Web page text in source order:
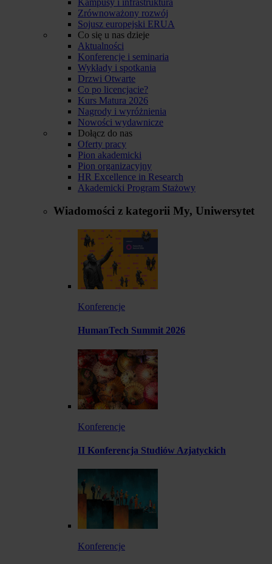
Zrównoważony rozwój
Sojusz europejski ERUA
Co się u nas dzieje
Aktualności
Konferencje i seminaria
Wykłady i spotkania
Drzwi Otwarte
Co po licencjacie?
Kurs Matura 2026
Nagrody i wyróżnienia
Nowości wydawnicze
Dołącz do nas
Oferty pracy
Pion akademicki
Pion organizacyjny
HR Excellence in Research
Akademicki Program Stażowy
Wiadomości z kategorii My, Uniwersytet
Konferencje
HumanTech Summit 2026
Konferencje
II Konferencja Studiów Azjatyckich
Konferencje